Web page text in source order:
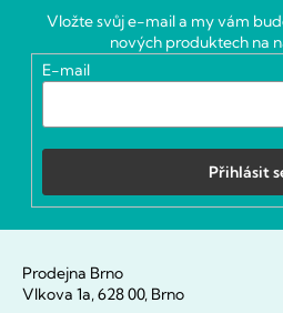
Vložte svůj e-mail a my vám
nových produktech na
E-mail
Přihlásit
Prodejna Brno
Vlkova 1a, 628 00, Brno